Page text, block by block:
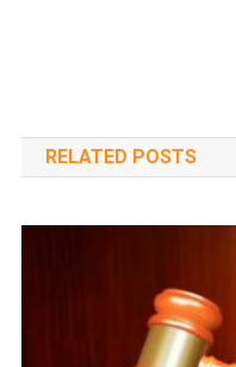
RELATED POSTS